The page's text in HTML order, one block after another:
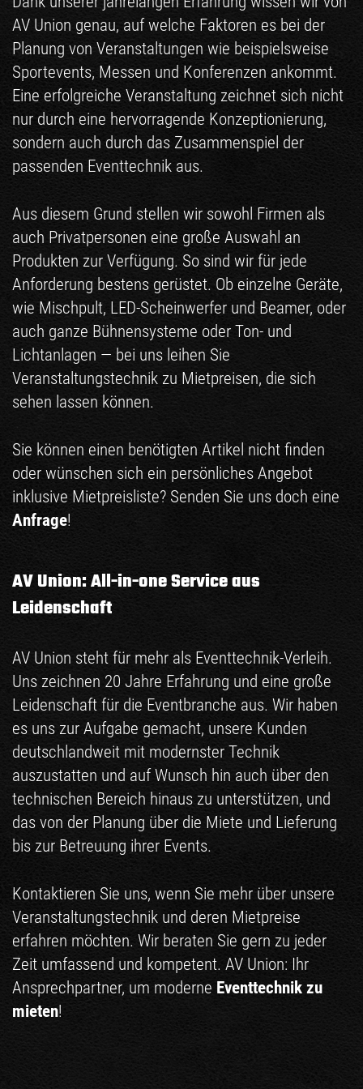
AV Union genau, auf welche Faktoren es bei der
Planung von Veranstaltungen wie beispielsweise
Sportevents, Messen und Konferenzen ankommt.
Eine erfolgreiche Veranstaltung zeichnet sich nicht
nur durch eine hervorragende Konzeptionierung,
sondern auch durch das Zusammenspiel der
passenden Eventtechnik aus.
Aus diesem Grund stellen wir sowohl Firmen als
auch Privatpersonen eine große Auswahl an
Produkten zur Verfügung. So sind wir für jede
Anforderung bestens gerüstet. Ob einzelne Geräte,
wie Mischpult, LED-Scheinwerfer und Beamer, oder
auch ganze Bühnensysteme oder Ton- und
Lichtanlagen — bei uns leihen Sie
Veranstaltungstechnik zu Mietpreisen, die sich
sehen lassen können.
Sie können einen benötigten Artikel nicht finden
oder wünschen sich ein persönliches Angebot
inklusive Mietpreisliste? Senden Sie uns doch eine
Anfrage!
AV Union: All-in-one Service aus
Leidenschaft
AV Union steht für mehr als Eventtechnik-Verleih.
Uns zeichnen 20 Jahre Erfahrung und eine große
Leidenschaft für die Eventbranche aus. Wir haben
es uns zur Aufgabe gemacht, unsere Kunden
deutschlandweit mit modernster Technik
auszustatten und auf Wunsch hin auch über den
technischen Bereich hinaus zu unterstützen, und
das von der Planung über die Miete und Lieferung
bis zur Betreuung ihrer Events.
Kontaktieren Sie uns, wenn Sie mehr über unsere
Veranstaltungstechnik und deren Mietpreise
erfahren möchten. Wir beraten Sie gern zu jeder
Zeit umfassend und kompetent. AV Union: Ihr
Ansprechpartner, um moderne Eventtechnik zu
mieten!